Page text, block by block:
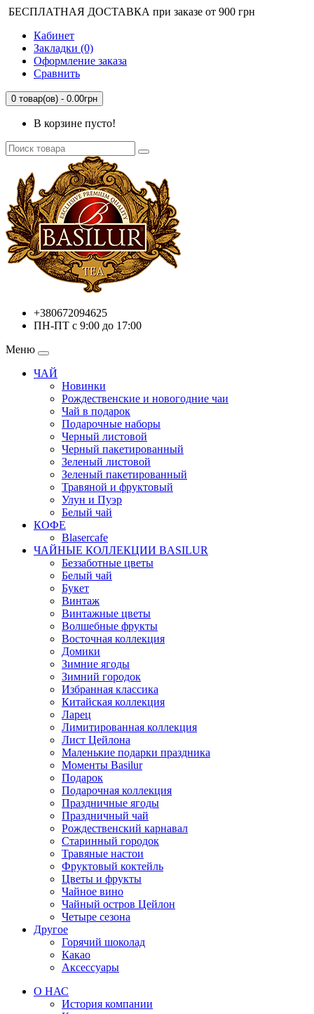
БЕСПЛАТНАЯ ДОСТАВКА при заказе от 900 грн
Кабинет
Закладки (0)
Оформление заказа
Сравнить
0 товар(ов) - 0.00грн
В корзине пусто!
+380672094625
ПН-ПТ с 9:00 до 17:00
Меню
ЧАЙ
Новинки
Рождественские и новогодние чаи
Чай в подарок
Подарочные наборы
Черный листовой
Черный пакетированный
Зеленый листовой
Зеленый пакетированный
Травяной и фруктовый
Улун и Пуэр
Белый чай
КОФЕ
Blasercafe
ЧАЙНЫЕ КОЛЛЕКЦИИ BASILUR
Беззаботные цветы
Белый чай
Букет
Винтаж
Винтажные цветы
Волшебные фрукты
Восточная коллекция
Домики
Зимние ягоды
Зимний городок
Избранная классика
Китайская коллекция
Ларец
Лимитированная коллекция
Лист Цейлона
Маленькие подарки праздника
Моменты Basilur
Подарок
Подарочная коллекция
Праздничные ягоды
Праздничный чай
Рождественский карнавал
Старинный городок
Травяные настои
Фруктовый коктейль
Цветы и фрукты
Чайное вино
Чайный остров Цейлон
Четыре сезона
Другое
Горячий шоколад
Какао
Аксессуары
О НАС
История компании